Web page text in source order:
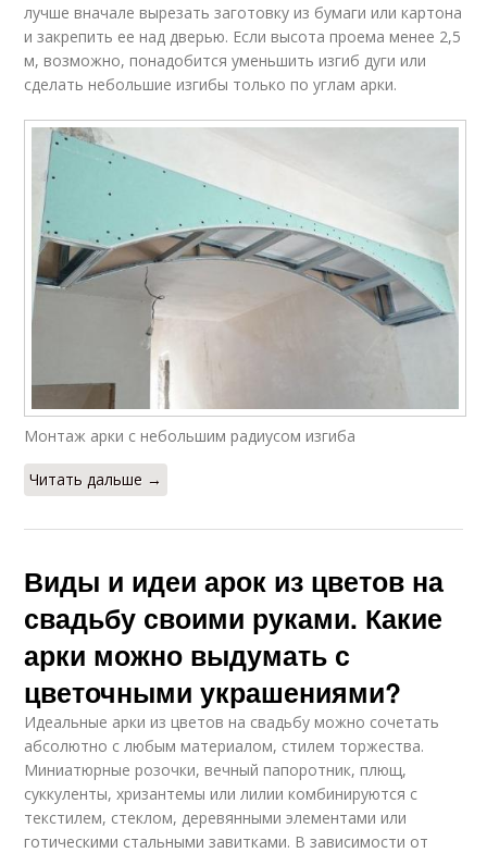
лучше вначале вырезать заготовку из бумаги или картона
и закрепить ее над дверью. Если высота проема менее 2,5
м, возможно, понадобится уменьшить изгиб дуги или
сделать небольшие изгибы только по углам арки.
Монтаж арки с небольшим радиусом изгиба
Читать дальше →
Виды и идеи арок из цветов на
свадьбу своими руками. Какие
арки можно выдумать с
цветочными украшениями?
Идеальные арки из цветов на свадьбу можно сочетать
абсолютно с любым материалом, стилем торжества.
Миниатюрные розочки, вечный папоротник, плющ,
суккуленты, хризантемы или лилии комбинируются с
текстилем, стеклом, деревянными элементами или
готическими стальными завитками. В зависимости от